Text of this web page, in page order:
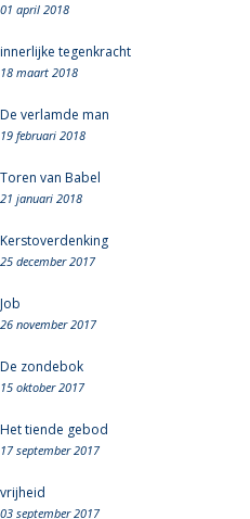
01 april 2018
innerlijke tegenkracht
18 maart 2018
De verlamde man
19 februari 2018
Toren van Babel
21 januari 2018
Kerstoverdenking
25 december 2017
Job
26 november 2017
De zondebok
15 oktober 2017
Het tiende gebod
17 september 2017
vrijheid
03 september 2017